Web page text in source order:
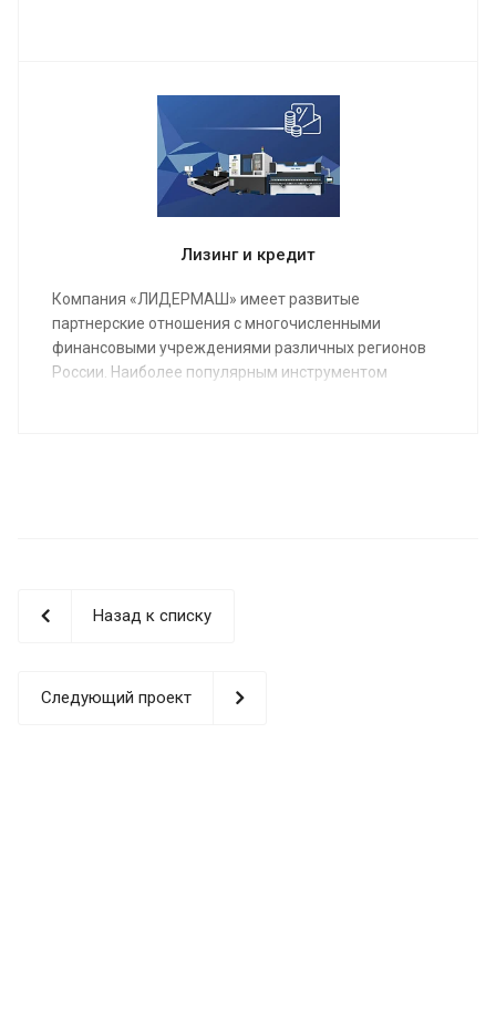
о выполненных работах и сдадим полностью
качественно настроенный станок в кратчайшие
Лизинг и кредит
Компания «ЛИДЕРМАШ» имеет развитые
партнерские отношения с многочисленными
финансовыми учреждениями различных регионов
России. Наиболее популярным инструментом
Назад к списку
Следующий проект